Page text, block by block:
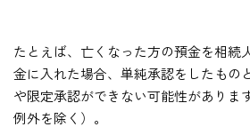
たとえば、亡くなった方の預金を相続
金に入れた場合、単純承認をしたもの
や限定承認ができない可能性がありま
例外を除く）。